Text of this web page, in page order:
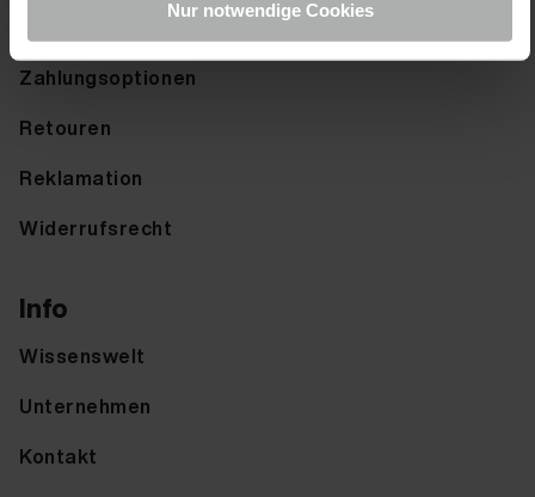
Nur notwendige Cookies
Zahlungsoptionen
Retouren
Reklamation
Widerrufsrecht
Info
Wissenswelt
Unternehmen
Kontakt